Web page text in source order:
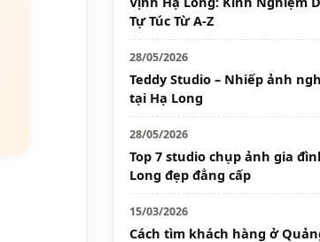
Tự Túc Từ A-Z
28/05/2026
Teddy Studio – Nhiếp ảnh
tại Hạ Long
28/05/2026
Top 7 studio chụp ảnh gia
Long đẹp đẳng cấp
15/03/2026
Cách tìm khách hàng ở